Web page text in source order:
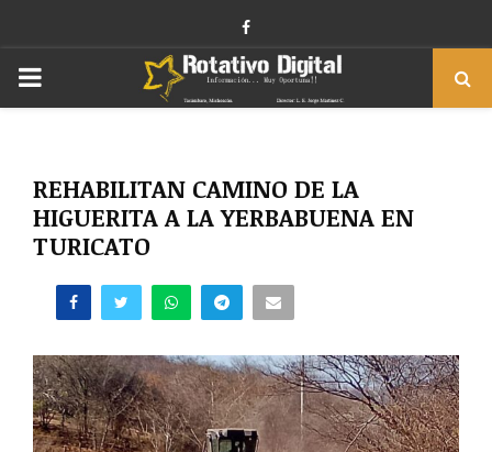
Facebook
PRIMARY
REHABILITAN CAMINO DE LA
HIGUERITA A LA YERBABUENA EN
TURICATO